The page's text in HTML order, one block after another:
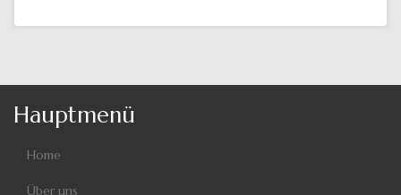
Hauptmenü
Home
Über uns